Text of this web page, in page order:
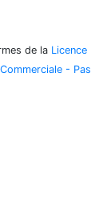
de la Licence
- Pas